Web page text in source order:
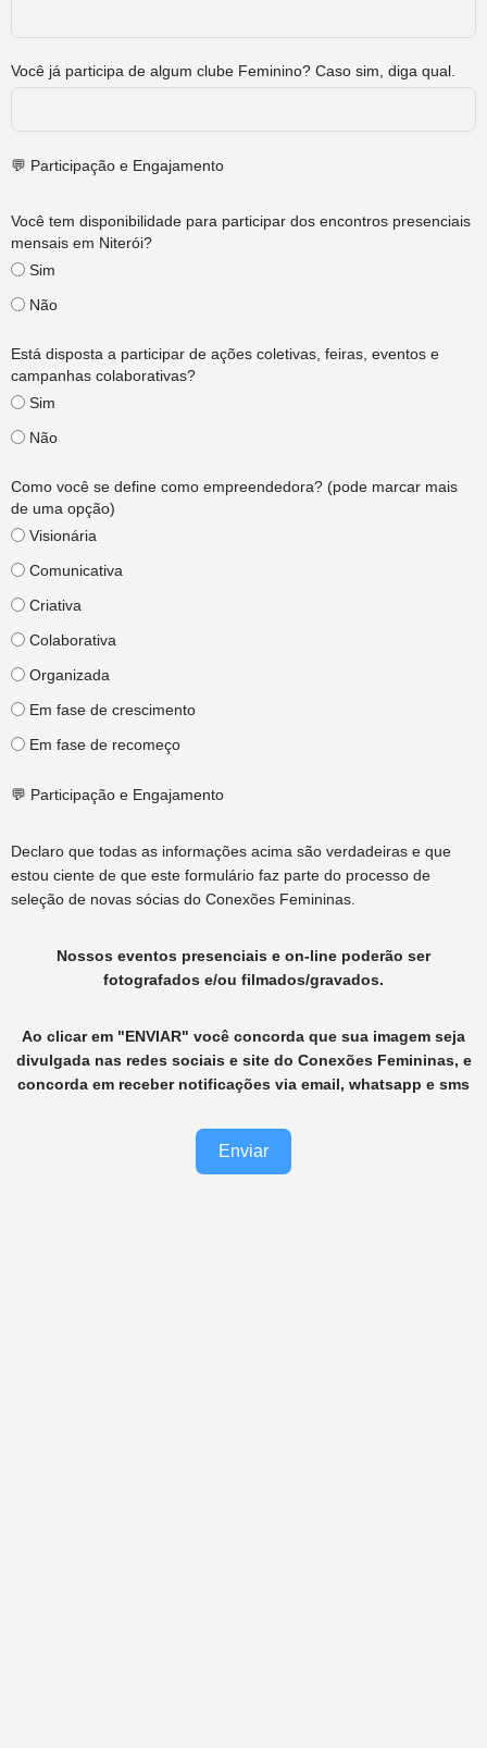
Você já participa de algum clube Feminino? Caso sim, diga qual.
💬 Participação e Engajamento
Você tem disponibilidade para participar dos encontros presenciais
mensais em Niterói?
Sim
Não
Está disposta a participar de ações coletivas, feiras, eventos e
campanhas colaborativas?
Sim
Não
Como você se define como empreendedora? (pode marcar mais
de uma opção)
Visionária
Comunicativa
Criativa
Colaborativa
Organizada
Em fase de crescimento
Em fase de recomeço
💬 Participação e Engajamento
Declaro que todas as informações acima são verdadeiras e que
estou ciente de que este formulário faz parte do processo de
seleção de novas sócias do Conexões Femininas.
Nossos eventos presenciais e on-line poderão ser
fotografados e/ou filmados/gravados.
Ao clicar em "ENVIAR" você concorda que sua imagem seja
divulgada nas redes sociais e site do Conexões Femininas, e
concorda em receber notificações via email, whatsapp e sms
Enviar